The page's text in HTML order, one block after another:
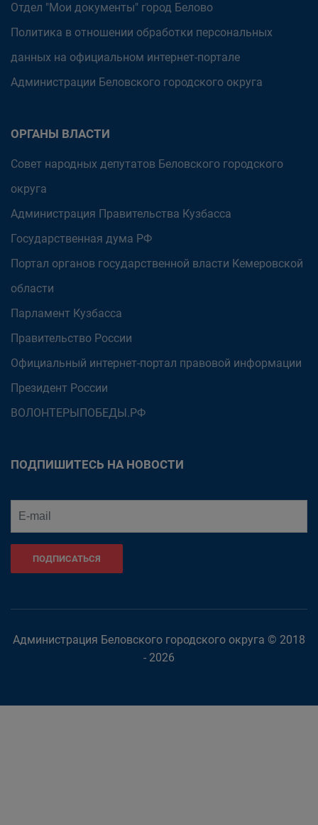
Отдел "Мои документы" город Белово
Политика в отношении обработки персональных
данных на официальном интернет-портале
Администрации Беловского городского округа
ОРГАНЫ ВЛАСТИ
Совет народных депутатов Беловского городского
округа
Администрация Правительства Кузбасса
Государственная дума РФ
Портал органов государственной власти Кемеровской
области
Парламент Кузбасса
Правительство России
Официальный интернет-портал правовой информации
Президент России
ВОЛОНТЕРЫПОБЕДЫ.РФ
ПОДПИШИТЕСЬ НА НОВОСТИ
ПОДПИСАТЬСЯ
Администрация Беловского городского округа © 2018
- 2026